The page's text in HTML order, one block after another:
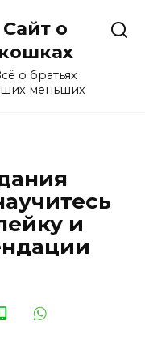
Сайт о
кошках
о братьях
меньших
и